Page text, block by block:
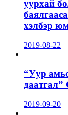
уурхай
хэлбэр
2019-08-22
“Уур
2019-09-20